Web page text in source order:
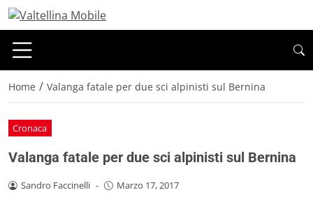
Home / Valanga fatale per due sci alpinisti sul Bernina
Cronaca
Valanga fatale per due sci alpinisti sul Bernina
Sandro Faccinelli - Marzo 17, 2017